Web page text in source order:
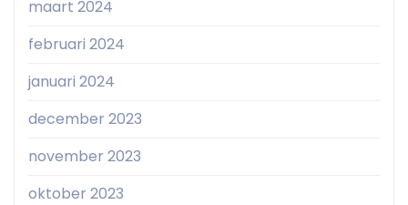
maart 2024
februari 2024
januari 2024
december 2023
november 2023
oktober 2023